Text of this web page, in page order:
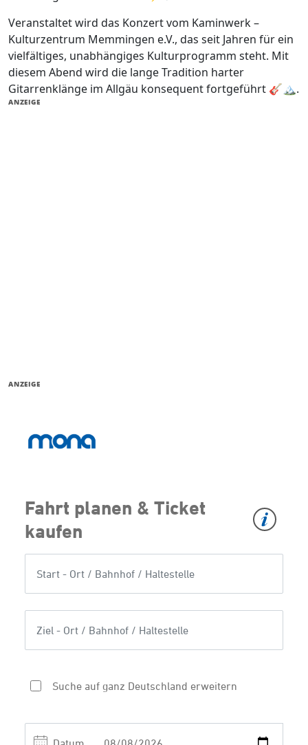
Veranstaltet wird das Konzert vom Kaminwerk –
Kulturzentrum Memmingen e.V., das seit Jahren für ein
vielfältiges, unabhängiges Kulturprogramm steht. Mit
diesem Abend wird die lange Tradition harter
Gitarrenklänge im Allgäu konsequent fortgeführt 🎸🏔️.
ANZEIGE
ANZEIGE